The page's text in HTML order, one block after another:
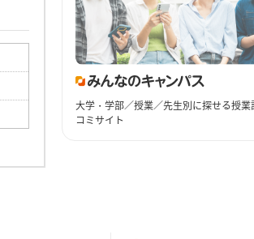
大学・学部／授業／先生別に探せる授業
コミサイト